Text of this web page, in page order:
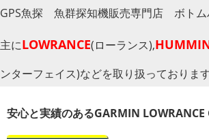
GPS魚探 魚群探知機販売専門店 ボトム
主にLOWRANCE(ローランス),
ンターフェイス)などを取り扱っております
安心と実績のあるGARMIN